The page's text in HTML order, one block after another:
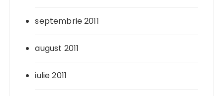
septembrie 2011
august 2011
iulie 2011